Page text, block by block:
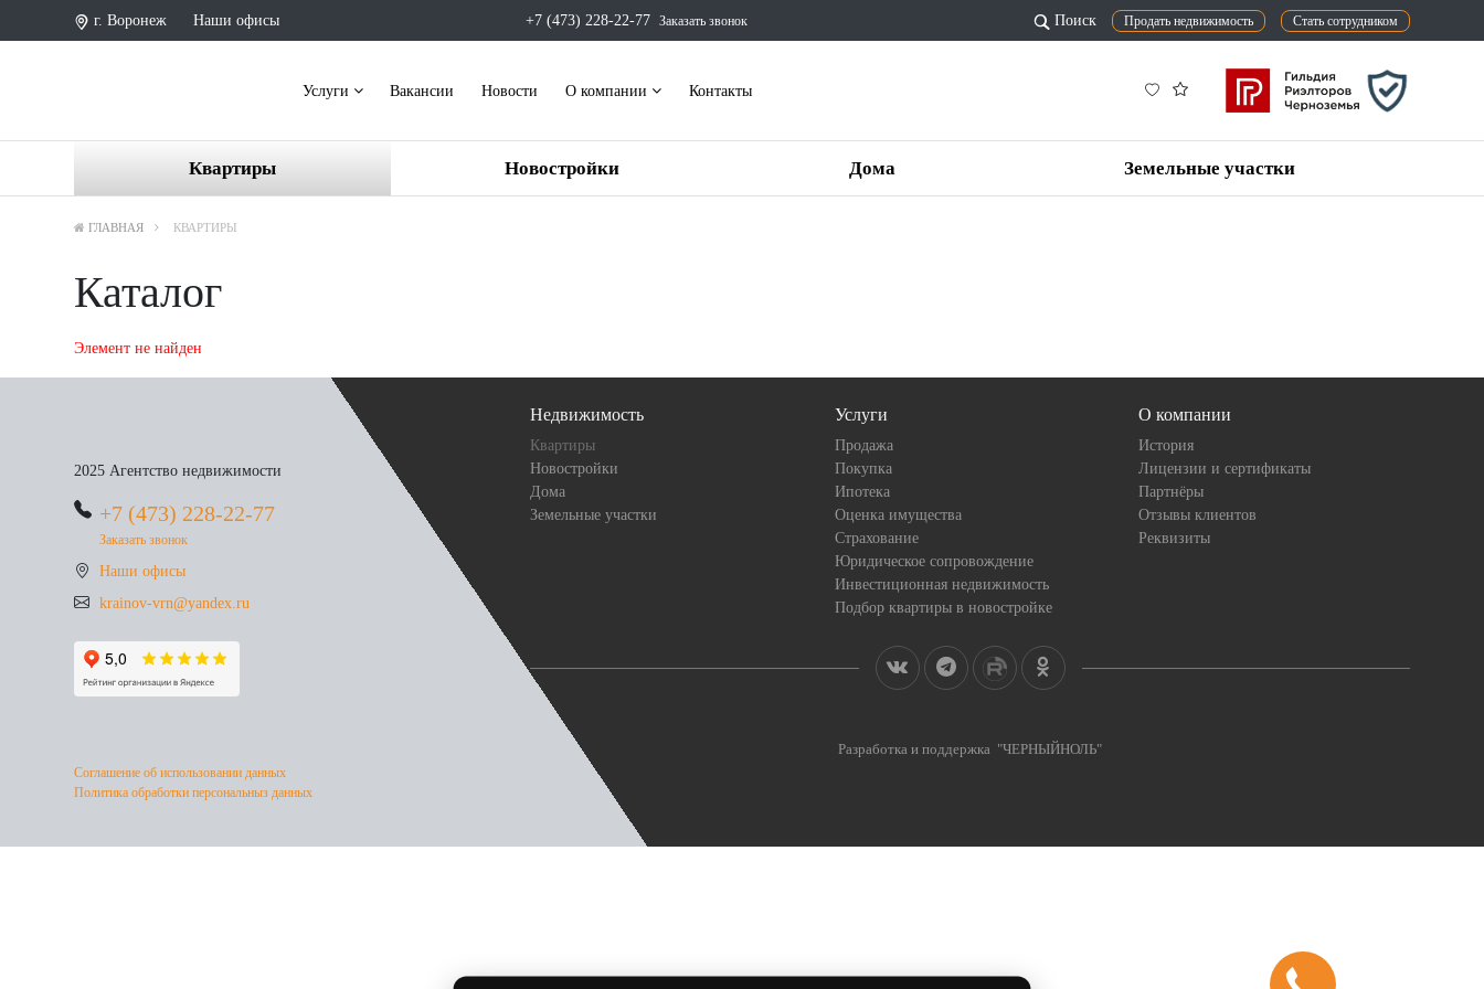
г. Воронеж Наши офисы +7 (473) 228-22-77 Заказать звонок Поиск Продать недвижимость Стать сотрудником
Услуги Вакансии Новости О компании Контакты
Квартиры Новостройки Дома Земельные участки
ГЛАВНАЯ КВАРТИРЫ
Каталог
Элемент не найден
2025 Агентство недвижимости
+7 (473) 228-22-77
Заказать звонок
Наши офисы
krainov-vrn@yandex.ru
Соглашение об использовании данных
Политика обработки персональныз данных
Недвижимость
Квартиры
Новостройки
Дома
Земельные участки
Услуги
Продажа
Покупка
Ипотека
Оценка имущества
Страхование
Юридическое сопровождение
Инвестиционная недвижимость
Подбор квартиры в новостройке
О компании
История
Лицензии и сертификаты
Партнёры
Отзывы клиентов
Реквизиты
Разработка и поддержка "ЧЕРНЫЙНОЛЬ"